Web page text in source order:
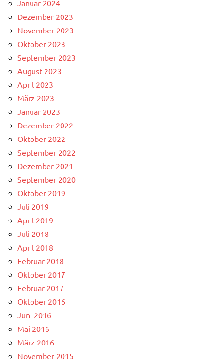
Januar 2024
Dezember 2023
November 2023
Oktober 2023
September 2023
August 2023
April 2023
März 2023
Januar 2023
Dezember 2022
Oktober 2022
September 2022
Dezember 2021
September 2020
Oktober 2019
Juli 2019
April 2019
Juli 2018
April 2018
Februar 2018
Oktober 2017
Februar 2017
Oktober 2016
Juni 2016
Mai 2016
März 2016
November 2015